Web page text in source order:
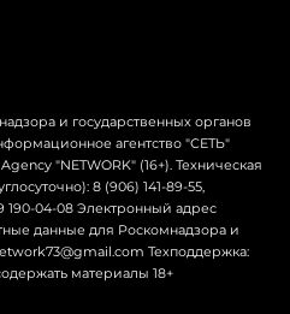
и государственных органов
агентство "СЕТЬ"
"NETWORK" (16+). Техническая
8 (906) 141-89-55,
190-04-08 Электронный адрес
данные для Роскомнадзора и
Техподдержка:
материалы 18+